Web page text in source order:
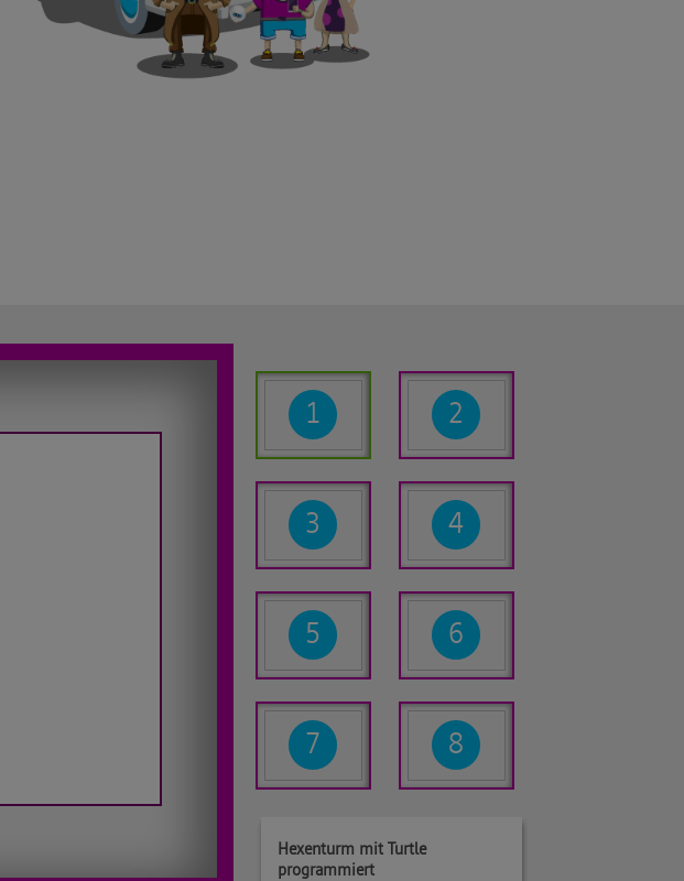
1 2
3 4
5 6
7 8
Hexenturm mit Turtle
programmiert